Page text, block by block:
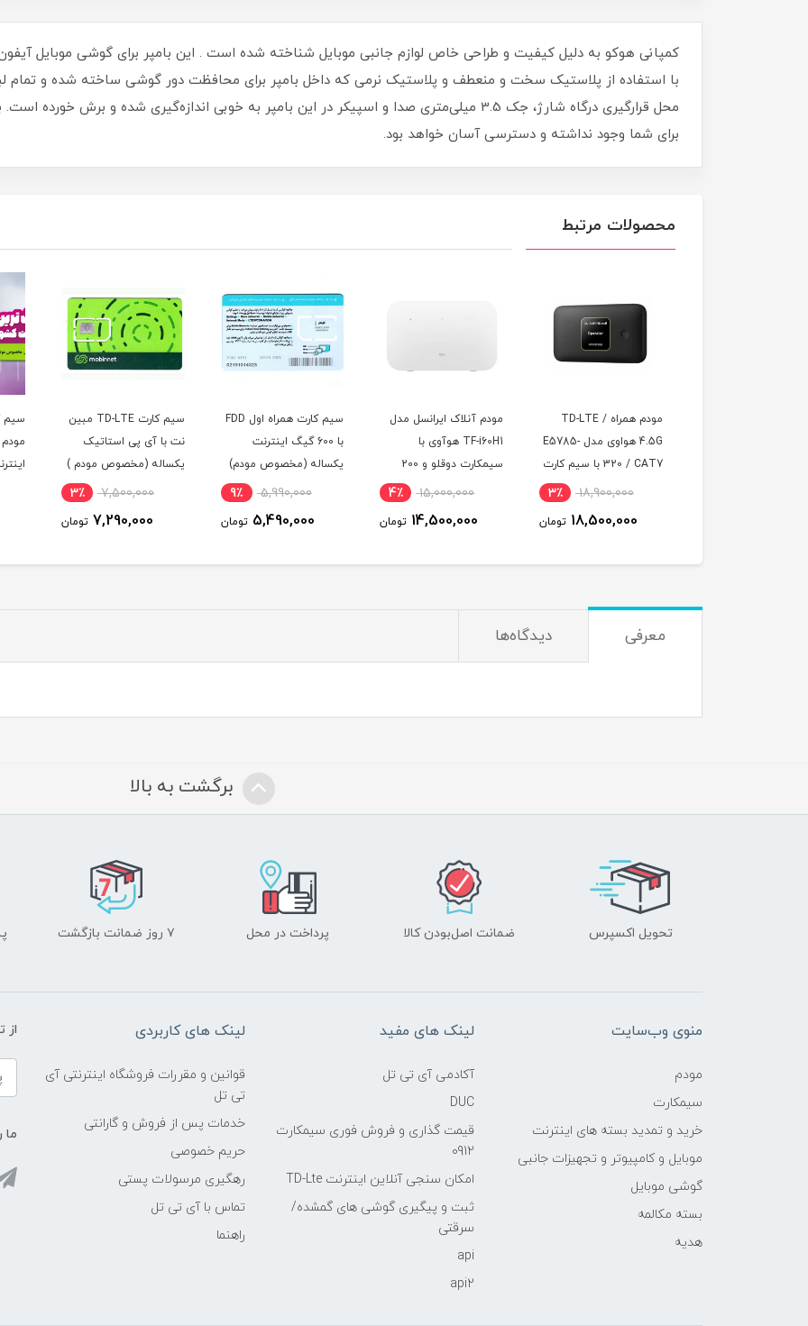
با استفاده از پلاستیک سخت و منعطف و پلاستیک نرمی که داخل بامپر برای محافظت دور گوشی ساخته شده و تمام
محل قرارگیری درگاه شارژ، جک 3.5 میلی‌متری صدا و اسپیکر در این بامپر به خوبی اندازه‌گیری شده و برش
برای شما وجود نداشته و دسترسی آسان خواهد بود.
محصولات مرتبط
مودم آنلاک ایرانسل مدل
TF-i60H1 هوآوی با
سیمکارت دوقلو و 200
گیگ اینترنت شش ماهه
15,000,000 4٪
14,500,000 تومان
سیم کارت همراه اول FDD
با 600 گیگ اینترنت
یکساله (مخصوص مودم)
5,990,000 9٪
5,490,000 تومان
سیم کارت TD-LTE مبین
نت با آی پی استاتیک
یکساله (مخصوص مودم )
7,500,000 3٪
7,290,000 تومان
سیم کارت رایتل مخصوص
مودم با بسته 100 گیگ
اینترنت سه ماهه
2,640,000 11٪
2,364,000 تومان
معرفی دیدگاه‌ها
برگشت به بالا
تحویل اکسپرس ضمانت اصل‌بودن کالا پرداخت در محل ۷ روز ضمانت بازگشت
منوی وب‌سایت
مودم
سیمکارت
خرید و تمدید بسته های اینترنت
موبایل و کامپیوتر و تجهیزات جانبی
گوشی موبایل
بسته مکالمه
هدیه
لینک های مفید
آکادمی آی تی تل
DUC
قیمت گذاری و فروش فوری سیمکارت
0912
امکان سنجی آنلاین اینترنت TD-Lte
ثبت و پیگیری گوشی های گمشده/
سرقتی
api
api2
لینک های کاربردی
قوانین و مقررات فروشگاه اینترنتی آی
تی تل
خدمات پس از فروش و گارانتی
حریم خصوصی
رهگیری مرسولات پستی
تماس با آی تی تل
راهنما
از
ما